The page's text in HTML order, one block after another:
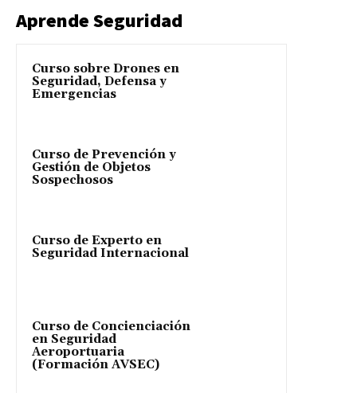
Aprende Seguridad
Curso sobre Drones en
Seguridad, Defensa y
Emergencias
Curso de Prevención y
Gestión de Objetos
Sospechosos
Curso de Experto en
Seguridad Internacional
Curso de Concienciación
en Seguridad
Aeroportuaria
(Formación AVSEC)